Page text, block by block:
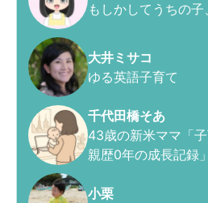
もしかしてうちの
大井ミサコ
ゆる英語子育て
千代田橋そあ
43歳の新米ママ「
親歴0年の成長記録」
小栗